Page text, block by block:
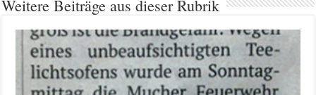
Weitere Beiträge aus dieser Rubrik